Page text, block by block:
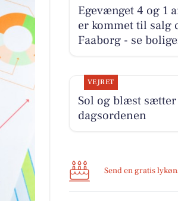
Egevænget 4 og 1
er kommet til salg
Faaborg - se
VEJRET
Sol og blæst sætter
dagsordenen
Send en gratis